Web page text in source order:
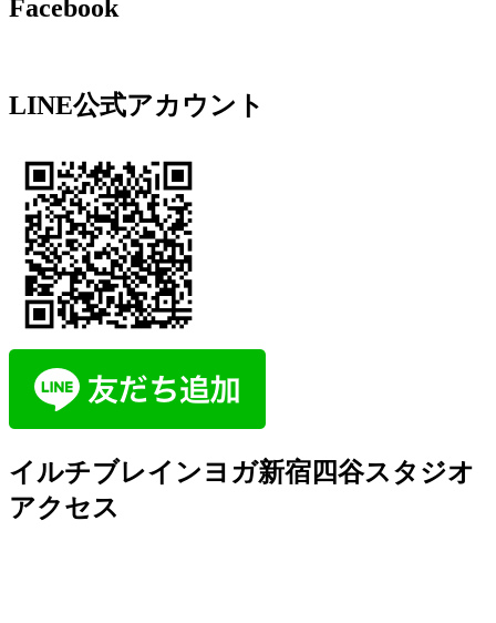
Facebook
LINE公式アカウント
イルチブレインヨガ新宿四谷スタジオ
アクセス